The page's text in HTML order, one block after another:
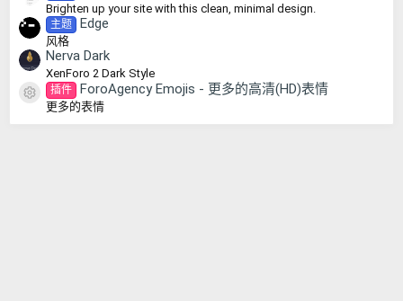
Brighten up your site with this clean, minimal design.
主题 Edge
风格
Nerva Dark
XenForo 2 Dark Style
资源图标
插件 ForoAgency Emojis - 更多的高清(HD)表情
更多的表情